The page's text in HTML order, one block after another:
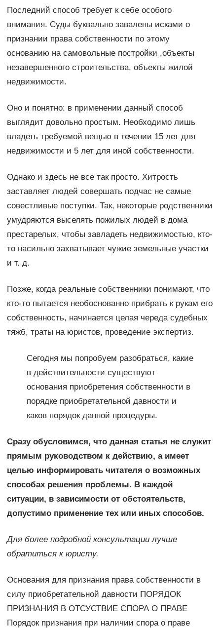
Последний способ требует к себе особого
внимания. Суды буквально завалены исками о
признании права собственности по этому
основанию на самовольные постройки ,объекты
незавершенного строительства, объекты жилой
недвижимости.
Оно и понятно: в применении данный способ
выглядит довольно простым. Необходимо лишь
владеть требуемой вещью в течении 15 лет для
недвижимости и 5 лет для иной собственности.
Однако и здесь не все так просто. Хитрость
заставляет людей совершать подчас не самые
совестливые поступки. Так, некоторые родственники
умудряются выселять пожилых людей в дома
престарелых, чтобы завладеть недвижимостью, кто-
то насильно захватывает чужие земельные участки
и т. д.
Позже, когда реальные собственники понимают, что
кто-то пытается необоснованно прибрать к рукам его
собственность, начинается целая череда судебных
тяжб, траты на юристов, проведение экспертиз.
Сегодня мы попробуем разобраться, какие
в действительности существуют
основания приобретения собственности в
порядке приобретательной давности и
каков порядок данной процедуры.
Сразу обусловимся, что данная статья не служит
прямым руководством к действию, а имеет
целью информировать читателя о возможных
способах решения проблемы. В каждой
ситуации, в зависимости от обстоятельств,
допустимо применение тех или иных способов.
Для более подробной консультации лучше
обратиться к юристу.
Основания для признания права собственности в
силу приобретательной давности ПОРЯДОК
ПРИЗНАНИЯ В ОТСУСТВИЕ СПОРА О ПРАВЕ
Порядок признания при наличии спора о праве